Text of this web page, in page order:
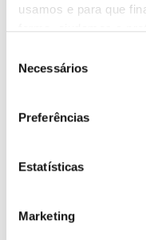
usamos e para que
forma, ajudamos a
simples possível de
consulte a nossa
Necessários
Preferências
Estatísticas
Marketing
"Selo de
Eletricidade:
11/01/2017